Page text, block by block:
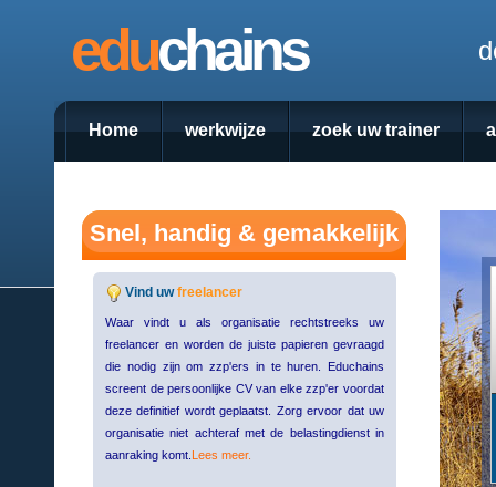
educhains
Home werkwijze zoek uw trainer
Snel, handig & gemakkelijk
Vind uwfreelancer
Waar vindt u als organisatie rechtstreeks uw
freelancer en worden de juiste papieren gevraagd
die nodig zijn om zzp'ers in te huren. Educhains
screent de persoonlijke CV van elke zzp'er voordat
deze definitief wordt geplaatst. Zorg ervoor dat uw
organisatie niet achteraf met de belastingdienst in
aanraking komt. Lees meer.